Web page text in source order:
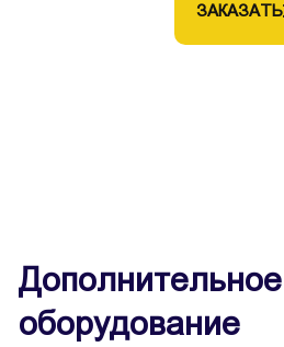
ЗАКАЗАТЬ
Дополнительное
оборудование